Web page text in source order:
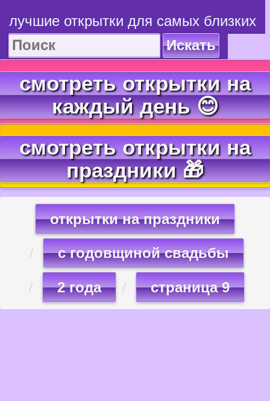
лучшие открытки для самых близких
Искать
смотреть открытки на
каждый день 😊
смотреть открытки на
праздники 🎁
открытки на праздники
с годовщиной свадьбы
2 года страница 9